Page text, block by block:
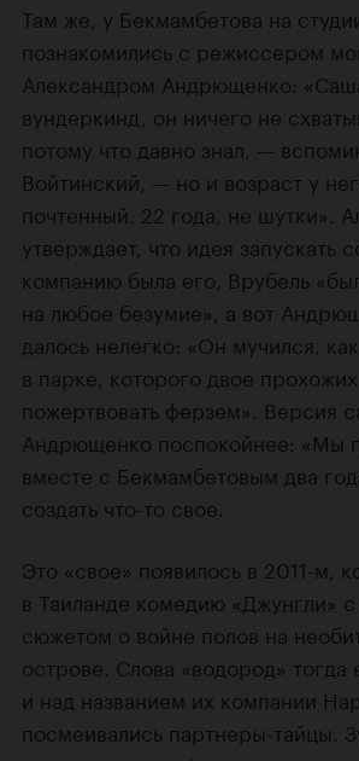
Там же, у Бекмамбетова на
познакомились с режиссером
Александром Андрющенко:
вундеркинд, он ничего не
потому что давно знал, —
Войтинский, — но и возраст у
почтенный. 22 года, не шутки».
утверждает, что идея запускать
компанию была его, Врубель
на любое безумие», а вот
далось нелегко: «Он мучился,
в парке, которого двое
пожертвовать ферзем». Версия
Андрющенко поспокойнее: «Мы
вместе с Бекмамбетовым два
создать что-то свое.
Это «свое» появилось в 2011-м,
в Таиланде комедию «Джунгли»
сюжетом о войне полов на
острове. Слова «водород»
и над названием их компании
посмеивались партнеры-тайцы.